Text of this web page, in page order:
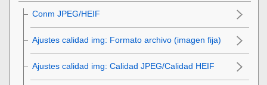
Conm JPEG/HEIF
Ajustes calidad img: Formato archivo (imagen fija)
Ajustes calidad img: Calidad JPEG/Calidad HEIF